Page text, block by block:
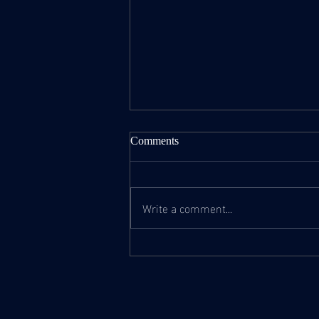
2023/10/01-08: Tour report
Comments
Write a comment...